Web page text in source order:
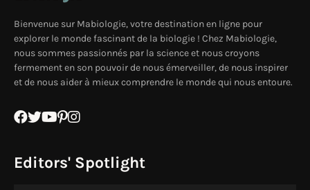
Bienvenue sur Mabiologie, votre destination en ligne pour
explorer le monde fascinant de la biologie ! Chez Mabiologie,
nous sommes passionnés par la science et nous croyons
fermement en son pouvoir de nous émerveiller, de nous inspirer
et de nous aider à mieux comprendre le monde qui nous entoure.
Editors' Spotlight